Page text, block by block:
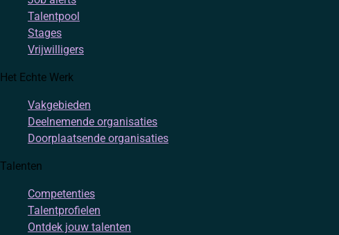
Talentpool
Stages
Vrijwilligers
Het Echte Werk
Vakgebieden
Deelnemende organisaties
Doorplaatsende organisaties
Talenten
Competenties
Talentprofielen
Ontdek jouw talenten